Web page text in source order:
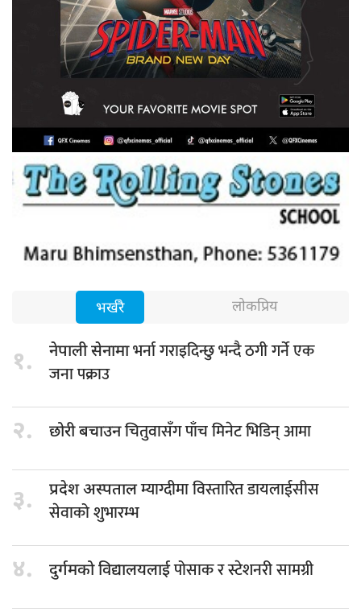
भर्खरै लोकप्रिय
१. नेपाली सेनामाभर्ना गराइदिन्छु भन्दै ठगी गर्ने एक
जना पक्राउ
२. छोरी बचाउनचितुवासँग पाँच मिनेट भिडिन् आमा
३. प्रदेश अस्पतालम्याग्दीमा विस्तारित डायलाईसीस
सेवाको शुभारम्भ
४. दुर्गमको विद्यालयलाईपोसाक र स्टेशनरी सामग्री